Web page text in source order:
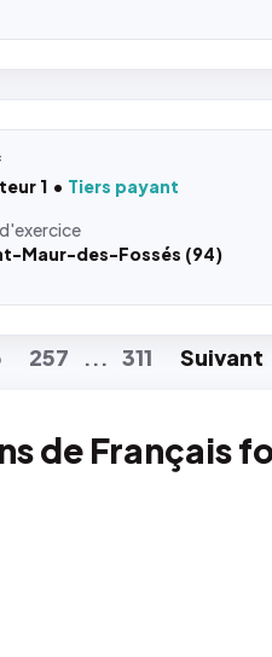
1
Tiers payant
d'exercice
Maur-des-Fossés (94)
257 ... 311 Suivant
de Français